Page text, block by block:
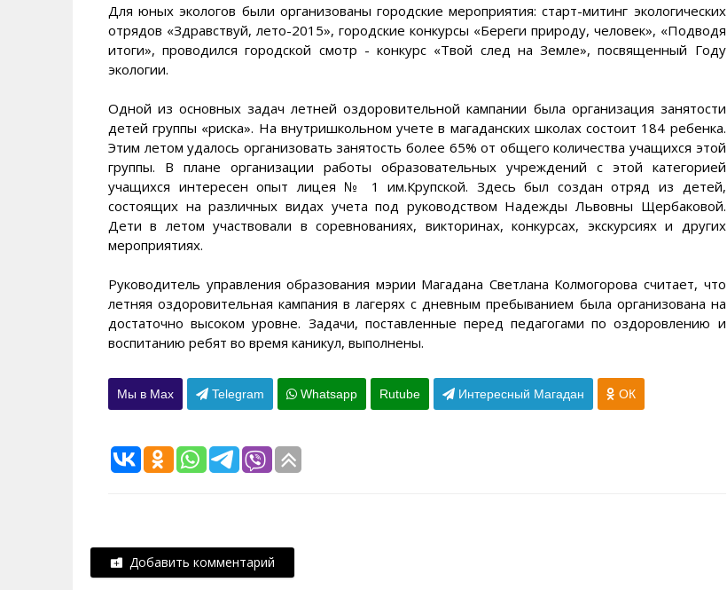
Для юных экологов были организованы городские мероприятия: старт-митинг экологических
отрядов «Здравствуй, лето-2015», городские конкурсы «Береги природу, человек», «Подводя
итоги», проводился городской смотр - конкурс «Твой след на Земле», посвященный Году
экологии.
Одной из основных задач летней оздоровительной кампании была организация занятости
детей группы «риска». На внутришкольном учете в магаданских школах состоит 184 ребенка.
Этим летом удалось организовать занятость более 65% от общего количества учащихся этой
группы. В плане организации работы образовательных учреждений с этой категорией
учащихся интересен опыт лицея № 1 им.Крупской. Здесь был создан отряд из детей,
состоящих на различных видах учета под руководством Надежды Львовны Щербаковой.
Дети в летом участвовали в соревнованиях, викторинах, конкурсах, экскурсиях и других
мероприятиях.
Руководитель управления образования мэрии Магадана Светлана Колмогорова считает, что
летняя оздоровительная кампания в лагерях с дневным пребыванием была организована на
достаточно высоком уровне. Задачи, поставленные перед педагогами по оздоровлению и
воспитанию ребят во время каникул, выполнены.
Мы в Max Telegram Whatsapp Rutube Интересный Магадан ОК
Добавить комментарий